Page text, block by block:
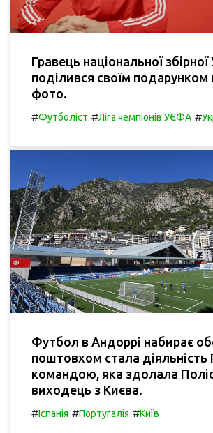
Гравець національної збірної
поділився своїм подарунком
фото.
#Футболіст #Ліга чемпіонів УЄФА #
Футбол в Андоррі набирає
поштовхом стала діяльність
командою, яка здолала
виходець з Києва.
#Іспанія #Португалія #Київ